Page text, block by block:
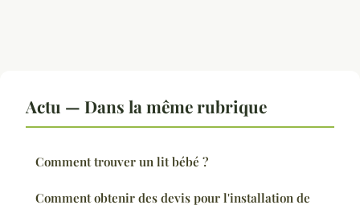
Actu — Dans la même rubrique
Comment trouver un lit bébé ?
Comment obtenir des devis pour l'installation de